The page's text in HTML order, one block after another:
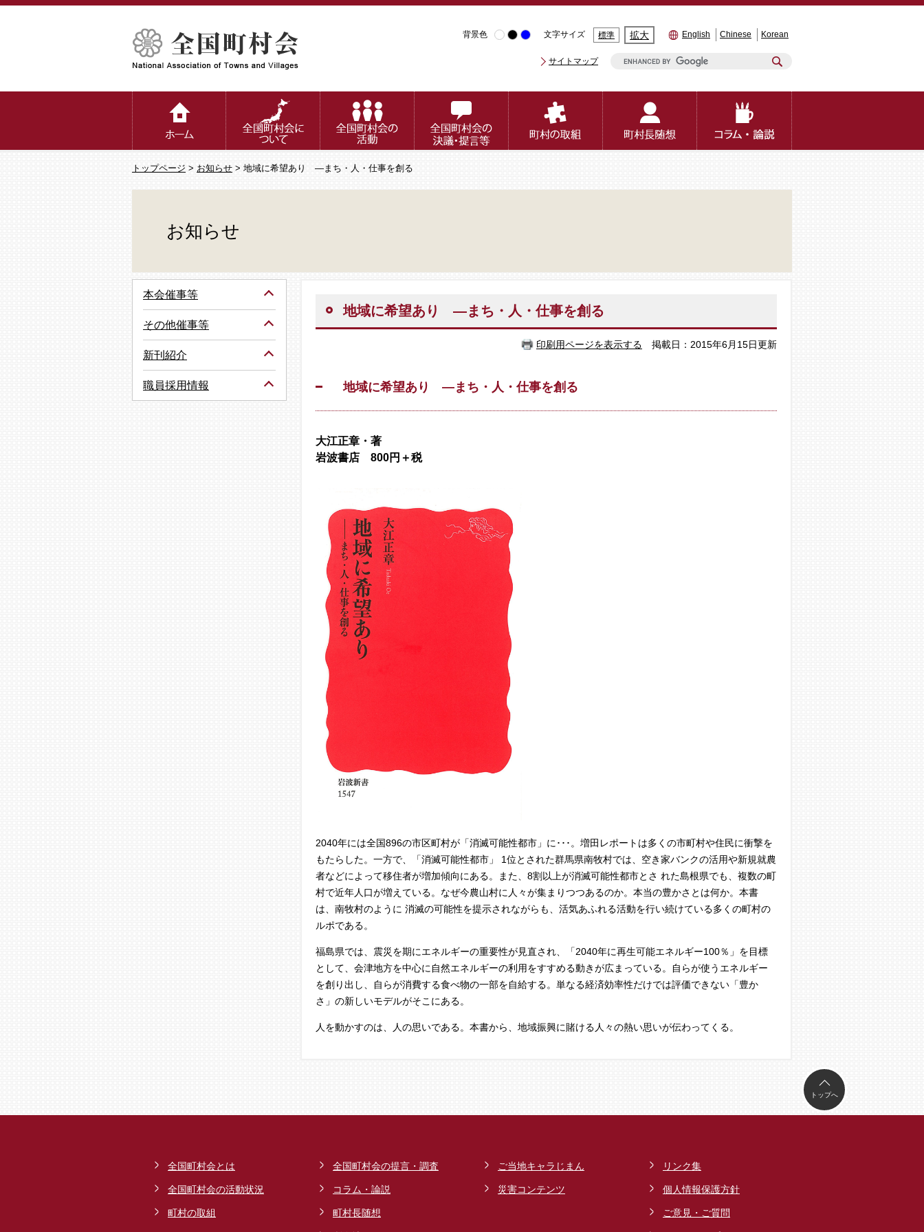
背景色 文字サイズ 標準 拡大 English Chinese Korean
サイトマップ
トップページ > お知らせ > 地域に希望あり ―まち・人・仕事を創る
お知らせ
地域に希望あり ―まち・人・仕事を創る
印刷用ページを表示する 掲載日：2015年6月15日更新
地域に希望あり ―まち・人・仕事を創る
大江正章・著
岩波書店 800円＋税
2040年には全国896の市区町村が「消滅可能性都市」に･･･。増田レポートは多くの市町村や住民に衝撃を
もたらした。一方で、「消滅可能性都市」 1位とされた群馬県南牧村では、空き家バンクの活用や新規就農
者などによって移住者が増加傾向にある。また、8割以上が消滅可能性都市とさ れた島根県でも、複数の町
村で近年人口が増えている。なぜ今農山村に人々が集まりつつあるのか。本当の豊かさとは何か。本書
は、南牧村のように 消滅の可能性を提示されながらも、活気あふれる活動を行い続けている多くの町村の
ルポである。
福島県では、震災を期にエネルギーの重要性が見直され、「2040年に再生可能エネルギー100％」を目標
として、会津地方を中心に自然エネルギーの利用をすすめる動きが広まっている。自らが使うエネルギー
を創り出し、自らが消費する食べ物の一部を自給する。単なる経済効率性だけでは評価できない「豊か
さ」の新しいモデルがそこにある。
人を動かすのは、人の思いである。本書から、地域振興に賭ける人々の熱い思いが伝わってくる。
本会催事等
その他催事等
新刊紹介
職員採用情報
トップへ
全国町村会とは
全国町村会の活動状況
町村の取組
全国町村会の提言・調査
コラム・論説
町村長随想
ご当地キャラじまん
災害コンテンツ
リンク集
個人情報保護方針
ご意見・ご質問